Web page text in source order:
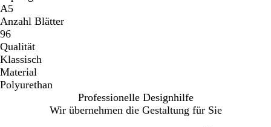
A5
Anzahl Blätter
96
Qualität
Klassisch
Material
Polyurethan
Professionelle Designhilfe
Wir übernehmen die Gestaltung für Sie